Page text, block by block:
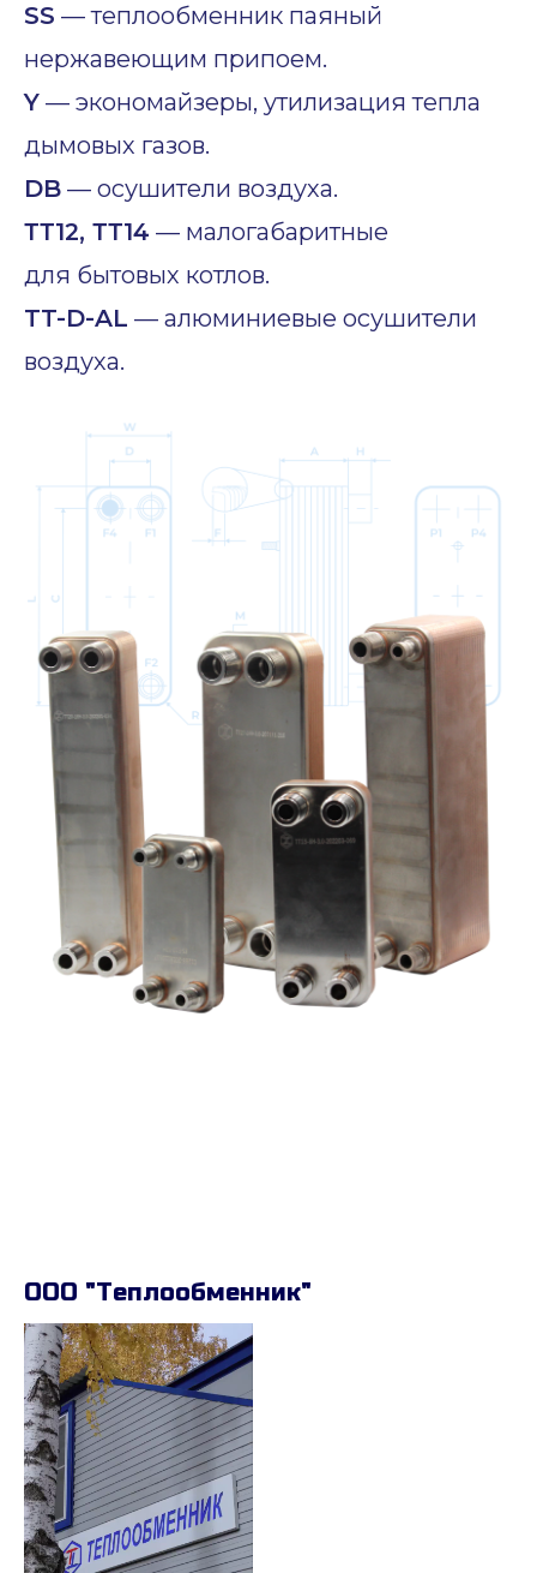
SS — теплообменник паяный
нержавеющим припоем.
Y — экономайзеры, утилизация тепла
дымовых газов.
DB — осушители воздуха.
ТТ12, ТТ14 — малогабаритные
для бытовых котлов.
TT-D-AL — алюминиевые осушители
воздуха.
ООО "Теплообменник"